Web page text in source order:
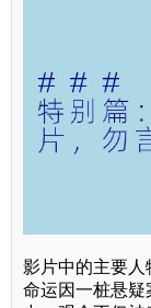
影片中的主要人
命运因一桩悬